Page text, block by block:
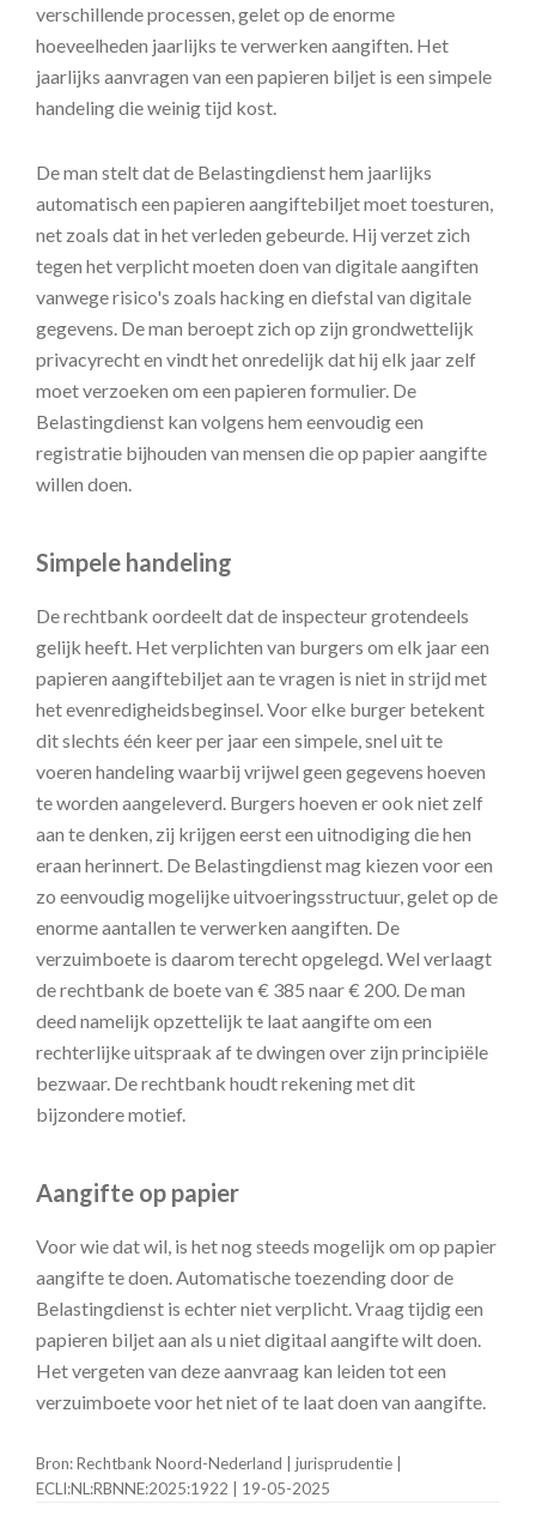
verschillende processen, gelet op de enorme
hoeveelheden jaarlijks te verwerken aangiften. Het
jaarlijks aanvragen van een papieren biljet is een simpele
handeling die weinig tijd kost.
De man stelt dat de Belastingdienst hem jaarlijks
automatisch een papieren aangiftebiljet moet toesturen,
net zoals dat in het verleden gebeurde. Hij verzet zich
tegen het verplicht moeten doen van digitale aangiften
vanwege risico's zoals hacking en diefstal van digitale
gegevens. De man beroept zich op zijn grondwettelijk
privacyrecht en vindt het onredelijk dat hij elk jaar zelf
moet verzoeken om een papieren formulier. De
Belastingdienst kan volgens hem eenvoudig een
registratie bijhouden van mensen die op papier aangifte
willen doen.
Simpele handeling
De rechtbank oordeelt dat de inspecteur grotendeels
gelijk heeft. Het verplichten van burgers om elk jaar een
papieren aangiftebiljet aan te vragen is niet in strijd met
het evenredigheidsbeginsel. Voor elke burger betekent
dit slechts één keer per jaar een simpele, snel uit te
voeren handeling waarbij vrijwel geen gegevens hoeven
te worden aangeleverd. Burgers hoeven er ook niet zelf
aan te denken, zij krijgen eerst een uitnodiging die hen
eraan herinnert. De Belastingdienst mag kiezen voor een
zo eenvoudig mogelijke uitvoeringsstructuur, gelet op de
enorme aantallen te verwerken aangiften. De
verzuimboete is daarom terecht opgelegd. Wel verlaagt
de rechtbank de boete van € 385 naar € 200. De man
deed namelijk opzettelijk te laat aangifte om een
rechterlijke uitspraak af te dwingen over zijn principiële
bezwaar. De rechtbank houdt rekening met dit
bijzondere motief.
Aangifte op papier
Voor wie dat wil, is het nog steeds mogelijk om op papier
aangifte te doen. Automatische toezending door de
Belastingdienst is echter niet verplicht. Vraag tijdig een
papieren biljet aan als u niet digitaal aangifte wilt doen.
Het vergeten van deze aanvraag kan leiden tot een
verzuimboete voor het niet of te laat doen van aangifte.
Bron: Rechtbank Noord-Nederland | jurisprudentie |
ECLI:NL:RBNNE:2025:1922 | 19-05-2025